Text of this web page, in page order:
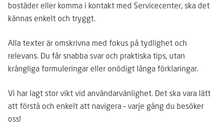
bostäder eller komma i kontakt med Servicecenter, ska det
kännas enkelt och tryggt.
Alla texter är omskrivna med fokus på tydlighet och
relevans. Du får snabba svar och praktiska tips, utan
krångliga formuleringar eller onödigt långa förklaringar.
Vi har lagt stor vikt vid användarvänlighet. Det ska vara lätt
att förstå och enkelt att navigera – varje gång du besöker
oss!